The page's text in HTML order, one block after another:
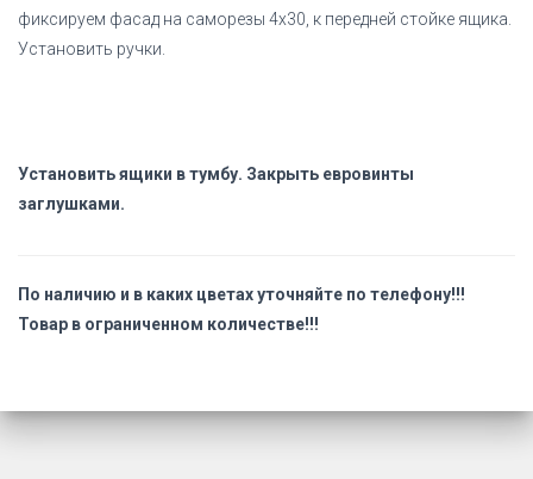
фиксируем фасад на саморезы 4х30, к передней стойке ящика.
Установить ручки.
Установить ящики в тумбу. Закрыть евровинты
заглушками.
По наличию и в каких цветах уточняйте по телефону!!!
Товар в ограниченном количестве!!!